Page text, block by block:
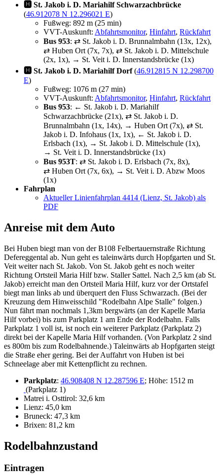
🅷 St. Jakob i. D. Mariahilf Schwarzachbrücke
(46.912078 N 12.296021 E)
Fußweg: 892 m (25 min)
VVT-Auskunft: Abfahrtsmonitor, Hinfahrt, Rückfahrt
Bus 953: ⇄ St. Jakob i. D. Brunnalmbahn (13x, 12x),
⇄ Huben Ort (7x, 7x), ⇄ St. Jakob i. D. Mittelschule
(2x, 1x), → St. Veit i. D. Innerstandsbrücke (1x)
🅷 St. Jakob i. D. Mariahilf Dorf(46.912815 N 12.298700
E)
Fußweg: 1076 m (27 min)
VVT-Auskunft: Abfahrtsmonitor, Hinfahrt, Rückfahrt
Bus 953: ← St. Jakob i. D. Mariahilf
Schwarzachbrücke (21x), ⇄ St. Jakob i. D.
Brunnalmbahn (1x, 14x), → Huben Ort (7x), ⇄ St.
Jakob i. D. Infohaus (1x, 1x), ← St. Jakob i. D.
Erlsbach (1x), → St. Jakob i. D. Mittelschule (1x),
→ St. Veit i. D. Innerstandsbrücke (1x)
Bus 953T: ⇄ St. Jakob i. D. Erlsbach (7x, 8x),
⇄ Huben Ort (7x, 6x), → St. Veit i. D. Abzw Moos
(1x)
Fahrplan
Aktueller Linienfahrplan 4414 (Lienz, St. Jakob) als
PDF
Anreise mit dem Auto
Bei Huben biegt man von der B108 Felbertauernstraße Richtung
Defereggental ab. Nun geht es taleinwärts durch Hopfgarten und St.
Veit weiter nach St. Jakob. Von St. Jakob geht es noch weiter
Richtung Ortsteil Maria Hilf bzw. Staller Sattel. Nach 2,5 km (ab St.
Jakob) erreicht man den Ortsteil Maria Hilf, kurz vor der Ortstafel
biegt man links ab und überquert den Fluss Schwarzach. (Bei der
Kreuzung dem Hinweisschild "Rodelbahn Alpe Stalle" folgen.)
Nun fährt man nochmals 1,3km bergwärts (an der Kapelle Maria
Hilf vorbei) bis zum Parkplatz 1 am Ende der Rodelbahn. Falls
Parkplatz 1 voll ist, ist noch ein weiterer Parkplatz (Parkplatz 2)
direkt bei der Kapelle Maria Hilf vorhanden. (Von Parkplatz 2 sind
es 800m bis zum Rodelbahnende.) Taleinwärts ab Hopfgarten steigt
die Straße eher gering. Bei der Auffahrt von Huben ist bei
Schneelage aber mit Kettenpflicht zu rechnen.
Parkplatz: 46.908408 N 12.287596 E; Höhe: 1512 m
(Parkplatz 1)
Matrei i. Osttirol: 32,6 km
Lienz: 45,0 km
Bruneck: 47,3 km
Brixen: 81,2 km
Rodelbahnzustand
Eintragen